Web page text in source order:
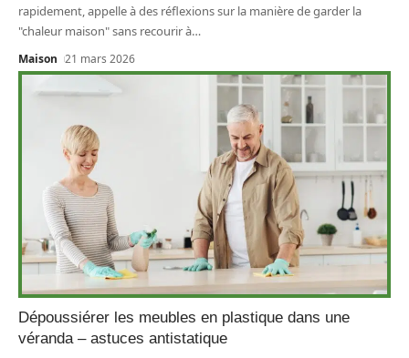
rapidement, appelle à des réflexions sur la manière de garder la
"chaleur maison" sans recourir à…
Maison 21 mars 2026
Dépoussiérer les meubles en plastique dans une
véranda – astuces antistatique